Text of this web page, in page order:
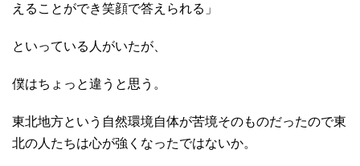
えることができ笑顔で答えられる」
といっている人がいたが、
僕はちょっと違うと思う。
東北地方という自然環境自体が苦境そのものだったので東
北の人たちは心が強くなったではないか。